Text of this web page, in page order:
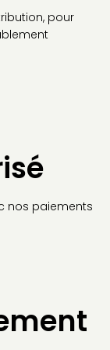
pour
nos paiements